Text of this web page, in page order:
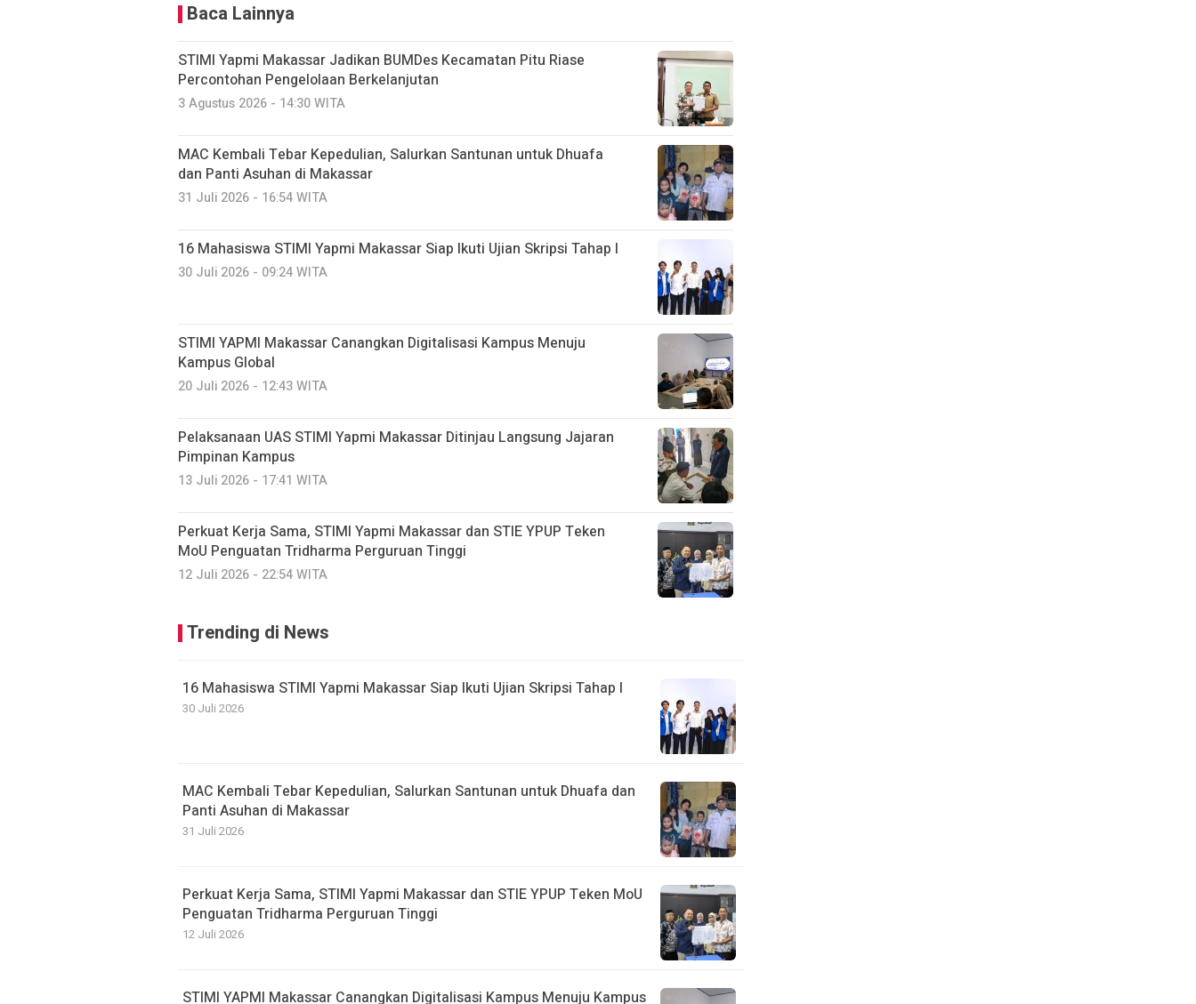
Baca Lainnya
STIMI Yapmi Makassar Jadikan BUMDes Kecamatan Pitu Riase
Percontohan Pengelolaan Berkelanjutan
3 Agustus 2026 - 14:30 WITA
MAC Kembali Tebar Kepedulian, Salurkan Santunan untuk Dhuafa
dan Panti Asuhan di Makassar
31 Juli 2026 - 16:54 WITA
16 Mahasiswa STIMI Yapmi Makassar Siap Ikuti Ujian Skripsi Tahap I
30 Juli 2026 - 09:24 WITA
STIMI YAPMI Makassar Canangkan Digitalisasi Kampus Menuju
Kampus Global
20 Juli 2026 - 12:43 WITA
Pelaksanaan UAS STIMI Yapmi Makassar Ditinjau Langsung Jajaran
Pimpinan Kampus
13 Juli 2026 - 17:41 WITA
Perkuat Kerja Sama, STIMI Yapmi Makassar dan STIE YPUP Teken
MoU Penguatan Tridharma Perguruan Tinggi
12 Juli 2026 - 22:54 WITA
Trending di News
16 Mahasiswa STIMI Yapmi Makassar Siap Ikuti Ujian Skripsi Tahap I
30 Juli 2026
MAC Kembali Tebar Kepedulian, Salurkan Santunan untuk Dhuafa dan
Panti Asuhan di Makassar
31 Juli 2026
Perkuat Kerja Sama, STIMI Yapmi Makassar dan STIE YPUP Teken MoU
Penguatan Tridharma Perguruan Tinggi
12 Juli 2026
STIMI YAPMI Makassar Canangkan Digitalisasi Kampus Menuju Kampus